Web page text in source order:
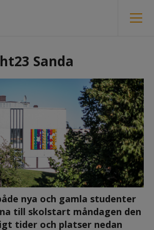
Sanda
nya och gamla studenter
till skolstart måndagen den
tider och platser nedan